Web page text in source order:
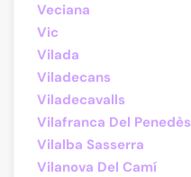
Veciana
Vic
Vilada
Viladecans
Viladecavalls
Vilafranca Del Penedès
Vilalba Sasserra
Vilanova Del Camí